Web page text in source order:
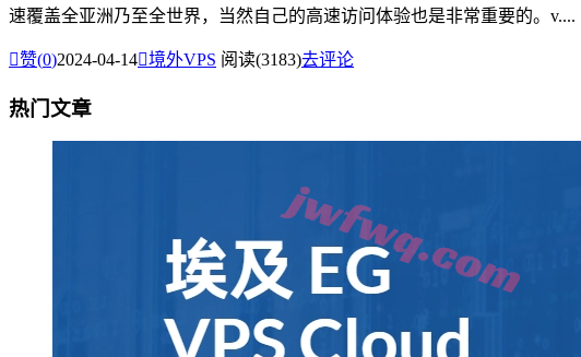
速覆盖全亚洲乃至全世界，当然自己的高速访问体验也是非常重要的。v....
赞(0)2024-04-14境外VPS 阅读(3183)去评论
热门文章